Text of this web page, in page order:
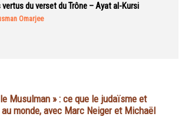
vertus du verset du Trône – Ayat al-Kursi
Omarjee
Musulman » : ce que le judaïsme et
monde, avec Marc Neiger et Michaël